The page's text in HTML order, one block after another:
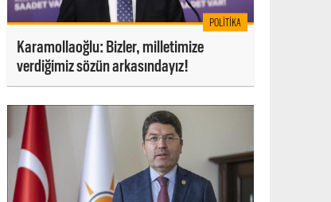
POLITIKA
Karamollaoğlu: Bizler, milletimize
verdiğimiz sözün arkasındayız!